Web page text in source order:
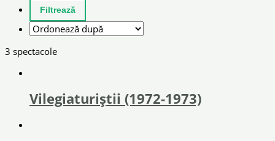
3 spectacole
Vilegiaturiștii (1972-1973)